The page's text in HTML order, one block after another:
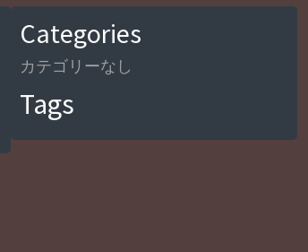
Categories
カテゴリーなし
Tags